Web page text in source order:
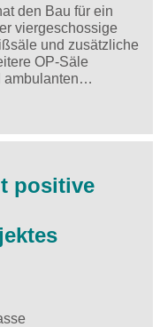
den Bau für ein
viergeschossige
und zusätzliche
OP-Säle
ambulanten…
positive